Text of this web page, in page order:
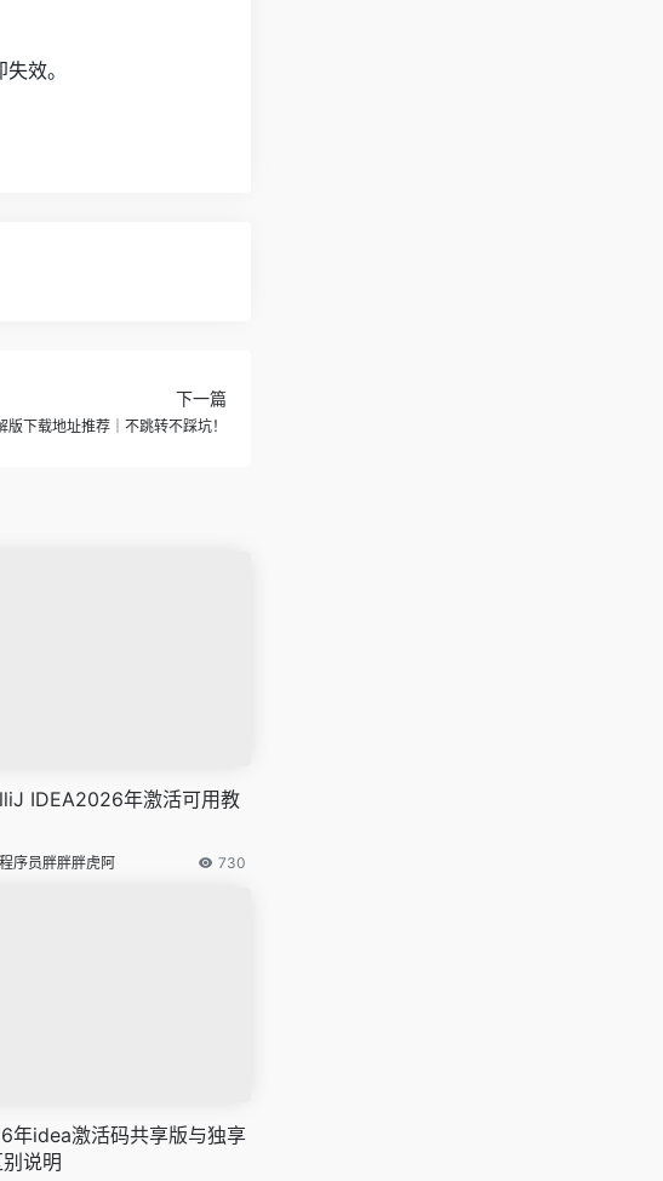
效。
下一篇
版下载地址推荐｜不跳转不踩坑！
IDEA2026年激活可用教
程序员胖胖胖虎阿 730
年idea激活码共享版与独享
说明